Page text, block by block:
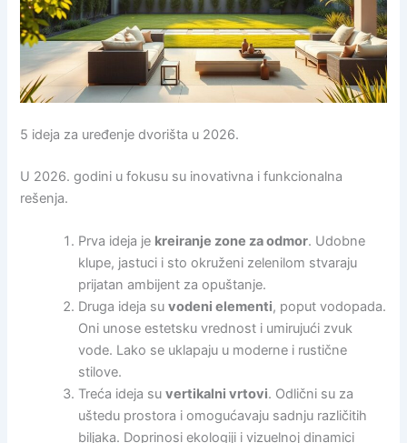
5 ideja za uređenje dvorišta u 2026.
U 2026. godini u fokusu su inovativna i funkcionalna
rešenja.
Prva ideja je kreiranje zone za odmor. Udobne
klupe, jastuci i sto okruženi zelenilom stvaraju
prijatan ambijent za opuštanje.
Druga ideja suvodeni elementi, poput vodopada.
Oni unose estetsku vrednost i umirujući zvuk
vode. Lako se uklapaju u moderne i rustične
stilove.
Treća ideja suvertikalni vrtovi. Odlični su za
uštedu prostora i omogućavaju sadnju različitih
biljaka. Doprinosi ekologiji i vizuelnoj dinamici